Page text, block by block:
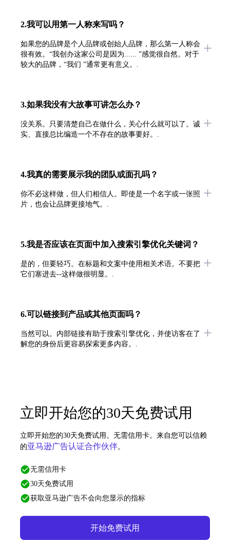
2.我可以用第一人称来写吗？
如果您的品牌是个人品牌或创始人品牌，那么第一人称会
很有效。“我创办这家公司是因为...... ”感觉很自然。对于
较大的品牌，“我们 ”通常更有意义。.
3.如果我没有大故事可讲怎么办？
没关系。只要清楚自己在做什么，关心什么就可以了。诚
实、直接总比编造一个不存在的故事要好。.
4.我真的需要展示我的团队或面孔吗？
你不必这样做，但人们相信人。即使是一个名字或一张照
片，也会让品牌更接地气。.
5.我是否应该在页面中加入搜索引擎优化关键词？
是的，但要轻巧。在标题和文案中使用相关术语。不要把
它们塞进去--这样做很明显。.
6.可以链接到产品或其他页面吗？
当然可以。内部链接有助于搜索引擎优化，并使访客在了
解您的身份后更容易探索更多内容。.
立即开始您的30天免费试用
立即开始您的30天免费试用。无需信用卡。来自您可以信赖
的亚马逊广告认证合作伙伴。
无需信用卡
30天免费试用
获取亚马逊广告不会向您显示的指标
开始免费试用